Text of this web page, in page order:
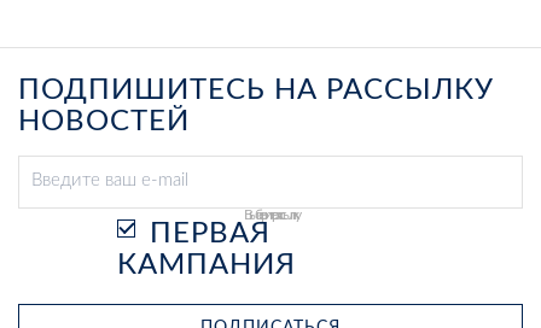
ПОДПИШИТЕСЬ НА РАССЫЛКУ
НОВОСТЕЙ
Выберите рассылку
ПЕРВАЯ
КАМПАНИЯ